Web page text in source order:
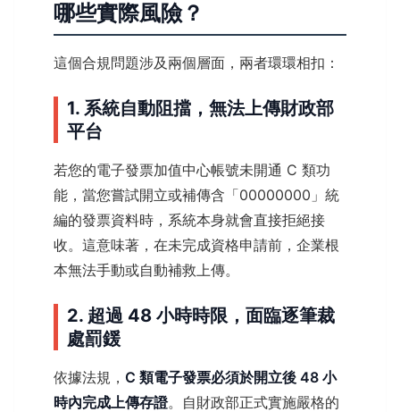
哪些實際風險？
這個合規問題涉及兩個層面，兩者環環相扣：
1. 系統自動阻擋，無法上傳財政部
平台
若您的電子發票加值中心帳號未開通 C 類功
能，當您嘗試開立或補傳含「00000000」統
編的發票資料時，系統本身就會直接拒絕接
收。這意味著，在未完成資格申請前，企業根
本無法手動或自動補救上傳。
2. 超過 48 小時時限，面臨逐筆裁
處罰鍰
依據法規， C 類電子發票必須於開立後 48 小
時內完成上傳存證。自財政部正式實施嚴格的